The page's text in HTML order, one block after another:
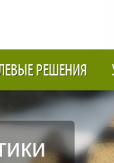
РЕШЕНИЯ